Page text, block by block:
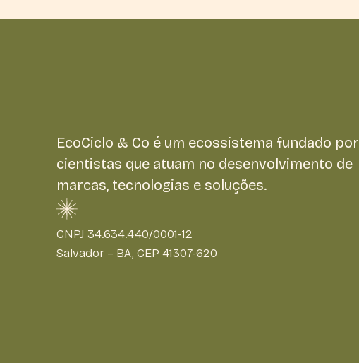
EcoCiclo & Co é um ecossistema fundado por
cientistas que atuam no desenvolvimento de
marcas, tecnologias e soluções.
CNPJ 34.634.440/0001-12
Salvador – BA, CEP 41307-620